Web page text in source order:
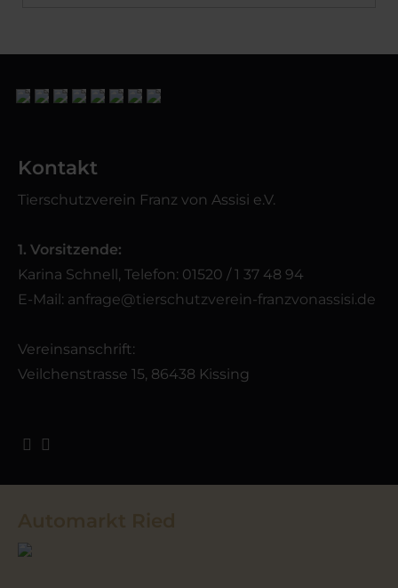
Kontakt
Tierschutzverein Franz von Assisi e.V.
1. Vorsitzende:
Karina Schnell, Telefon: 01520 / 1 37 48 94
E-Mail: anfrage@tierschutzverein-franzvonassisi.de
Vereinsanschrift:
Veilchenstrasse 15, 86438 Kissing